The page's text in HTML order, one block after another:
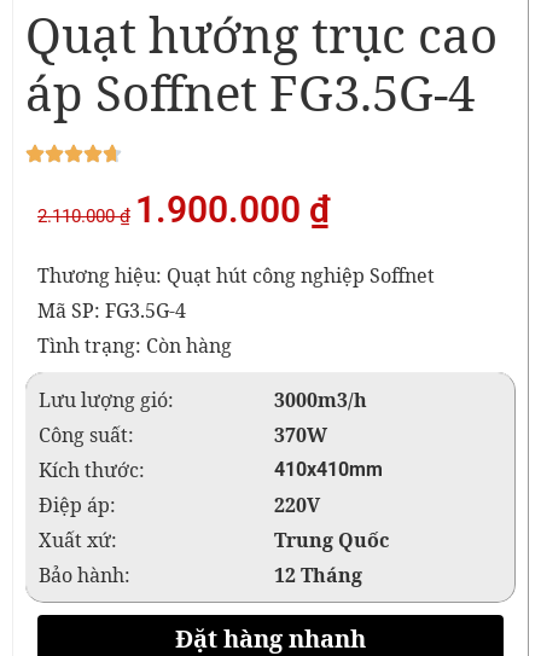
Quạt hướng trục cao
áp Soffnet FG3.5G-4
2.110.000₫ 1.900.000 ₫
Thương hiệu: Quạt hút công nghiệp Soffnet
Mã SP: FG3.5G-4
Tình trạng: Còn hàng
Lưu lượng gió:
3000m3/h
Công suất:
370W
Kích thước:
410x410mm
Điệp áp:
220V
Xuất xứ:
Trung Quốc
Bảo hành:
12 Tháng
Đặt hàng nhanh